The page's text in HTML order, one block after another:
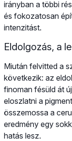
irányban a többi
és fokozatosan
intenzitást.
Eldolgozás, a
Miután felvitted a
következik: az
finoman fésüld át
eloszlatni a
összemossa a
eredmény egy
hatás lesz.